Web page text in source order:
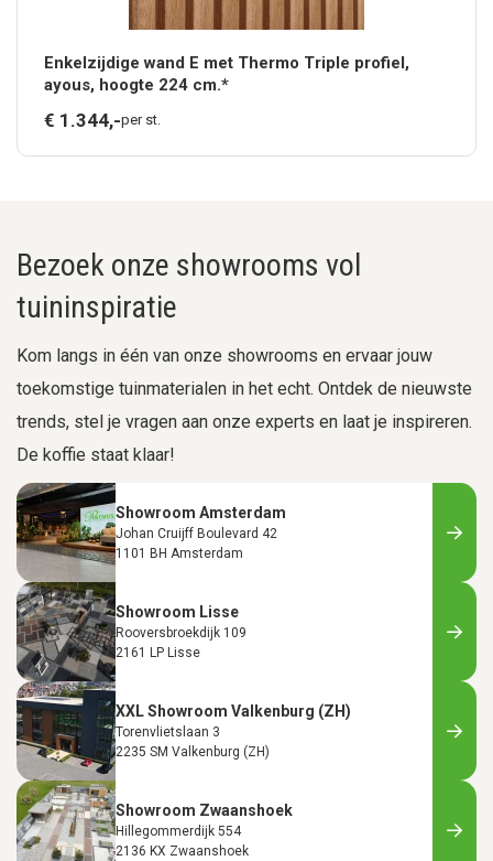
Enkelzijdige wand E met Thermo Triple profiel,
ayous, hoogte 224 cm.*
€ 1.344,-per st.
Bezoek onze showrooms vol
tuininspiratie
Kom langs in één van onze showrooms en ervaar jouw
toekomstige tuinmaterialen in het echt. Ontdek de nieuwste
trends, stel je vragen aan onze experts en laat je inspireren.
De koffie staat klaar!
Showroom Amsterdam
Johan Cruijff Boulevard 42
1101 BH Amsterdam
Showroom Lisse
Rooversbroekdijk 109
2161 LP Lisse
XXL Showroom Valkenburg (ZH)
Torenvlietslaan 3
2235 SM Valkenburg (ZH)
Showroom Zwaanshoek
Hillegommerdijk 554
2136 KX Zwaanshoek